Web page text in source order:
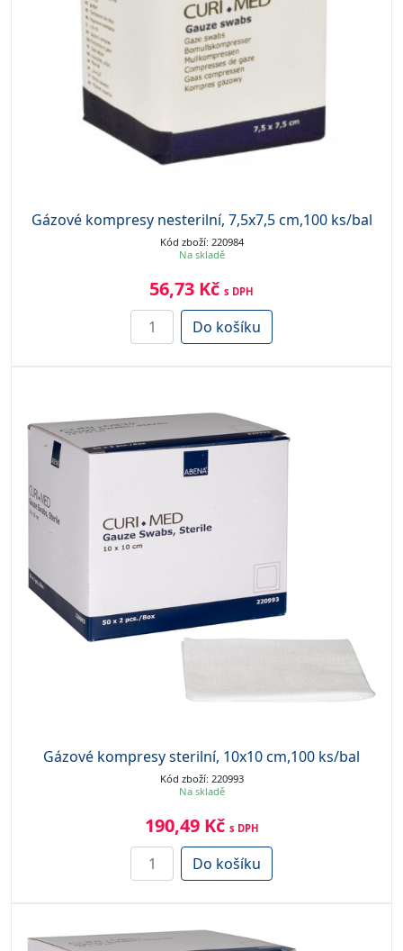
Gázové kompresy nesterilní, 7,5x7,5 cm,100 ks/bal
Kód zboží: 220984
Na skladě
56,73 Kč s DPH
Do košíku
Gázové kompresy sterilní, 10x10 cm,100 ks/bal
Kód zboží: 220993
Na skladě
190,49 Kč s DPH
Do košíku